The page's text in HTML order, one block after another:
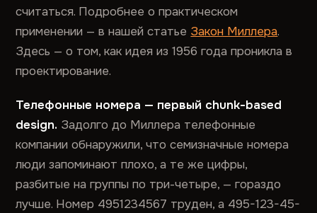
считаться. Подробнее о практическом
применении — в нашей статье Закон Миллера.
Здесь — о том, как идея из 1956 года проникла в
проектирование.
Телефонные номера — первый chunk-based
design. Задолго до Миллера телефонные
компании обнаружили, что семизначные номера
люди запоминают плохо, а те же цифры,
разбитые на группы по три-четыре, — гораздо
лучше. Номер 4951234567 труден, а 495-123-45-